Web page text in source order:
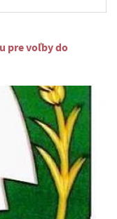
pre voľby do